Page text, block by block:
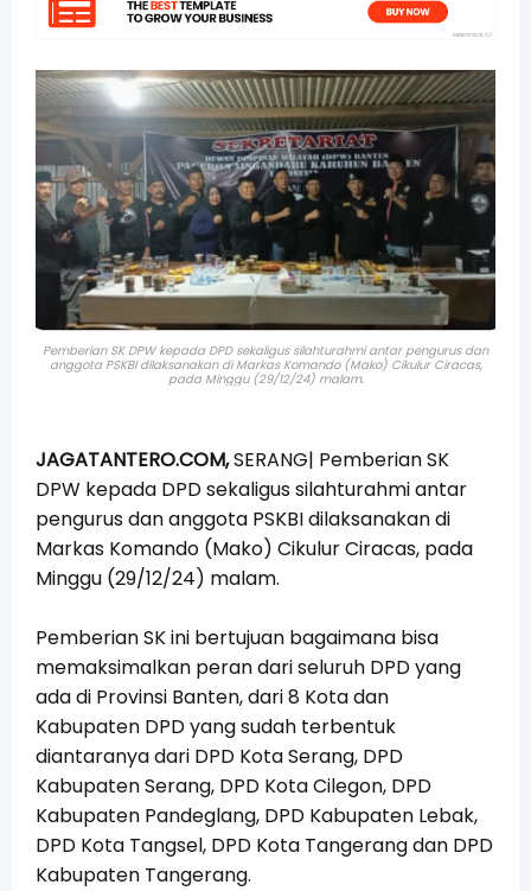
Pemberian SK DPW kepada DPD sekaligus silahturahmi antar pengurus dan
anggota PSKBI dilaksanakan di Markas Komando (Mako) Cikulur Ciracas,
pada Minggu (29/12/24) malam.
JAGATANTERO.COM,SERANG| Pemberian SK
DPW kepada DPD sekaligus silahturahmi antar
pengurus dan anggota PSKBI dilaksanakan di
Markas Komando (Mako) Cikulur Ciracas, pada
Minggu (29/12/24) malam.
Pemberian SK ini bertujuan bagaimana bisa
memaksimalkan peran dari seluruh DPD yang
ada di Provinsi Banten, dari 8 Kota dan
Kabupaten DPD yang sudah terbentuk
diantaranya dari DPD Kota Serang, DPD
Kabupaten Serang, DPD Kota Cilegon, DPD
Kabupaten Pandeglang, DPD Kabupaten Lebak,
DPD Kota Tangsel, DPD Kota Tangerang dan DPD
Kabupaten Tangerang.